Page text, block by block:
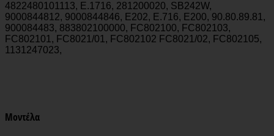
4822480101113, E.1716, 281200020, SB242W,
9000844812, 9000844846, Ε202, E.716, E200, 90.80.89.81,
900084483, 883802100000, FC802100, FC802103,
FC802101, FC8021/01, FC802102 FC8021/02, FC802105,
1131247023,
Μοντέλα